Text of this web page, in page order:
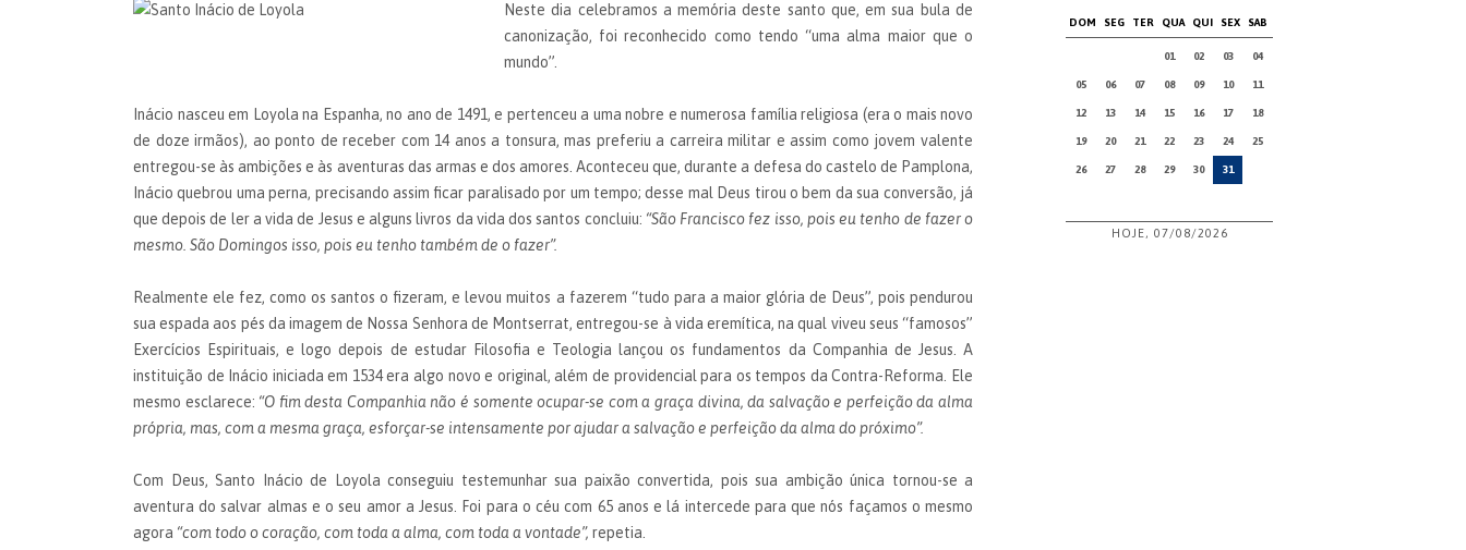
DOM SEG TER QUA QUI SEX SAB
01 02 03 04
05 06 07 08 09 10 11
12 13 14 15 16 17 18
19 20 21 22 23 24 25
26 27 28 29 30 31
HOJE, 07/08/2026
Neste dia celebramos a memória deste santo que, em sua bula de
canonização, foi reconhecido como tendo “uma alma maior que o
mundo”.
Inácio nasceu em Loyola na Espanha, no ano de 1491, e pertenceu a uma nobre e numerosa família religiosa (era o mais novo
de doze irmãos), ao ponto de receber com 14 anos a tonsura, mas preferiu a carreira militar e assim como jovem valente
entregou-se às ambições e às aventuras das armas e dos amores. Aconteceu que, durante a defesa do castelo de Pamplona,
Inácio quebrou uma perna, precisando assim ficar paralisado por um tempo; desse mal Deus tirou o bem da sua conversão, já
que depois de ler a vida de Jesus e alguns livros da vida dos santos concluiu: “São Francisco fez isso, pois eu tenho de fazer o
mesmo. São Domingos isso, pois eu tenho também de o fazer”.
Realmente ele fez, como os santos o fizeram, e levou muitos a fazerem “tudo para a maior glória de Deus”, pois pendurou
sua espada aos pés da imagem de Nossa Senhora de Montserrat, entregou-se à vida eremítica, na qual viveu seus “famosos”
Exercícios Espirituais, e logo depois de estudar Filosofia e Teologia lançou os fundamentos da Companhia de Jesus. A
instituição de Inácio iniciada em 1534 era algo novo e original, além de providencial para os tempos da Contra-Reforma. Ele
mesmo esclarece: “O fim desta Companhia não é somente ocupar-se com a graça divina, da salvação e perfeição da alma
própria, mas, com a mesma graça, esforçar-se intensamente por ajudar a salvação e perfeição da alma do próximo”.
Com Deus, Santo Inácio de Loyola conseguiu testemunhar sua paixão convertida, pois sua ambição única tornou-se a
aventura do salvar almas e o seu amor a Jesus. Foi para o céu com 65 anos e lá intercede para que nós façamos o mesmo
agora “com todo o coração, com toda a alma, com toda a vontade”, repetia.